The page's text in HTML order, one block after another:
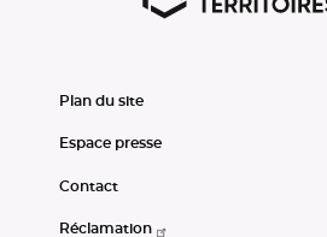
Plan du site
Espace presse
Contact
Réclamation